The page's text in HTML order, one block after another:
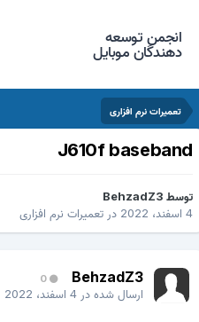
انجمن توسعه
دهندگان موبایل
تعمیرات نرم افزاری
J610f
BehzadZ3
درتعمیرات نرم افزاری
BehzadZ3
0
ارسال شده در4 اسفند، 2022